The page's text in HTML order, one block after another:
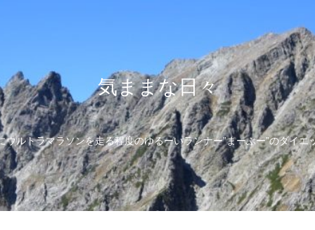
気ままな日々
ウルトラマラソンを走る程度のゆるーいランナー”まーぶー”のダイエ